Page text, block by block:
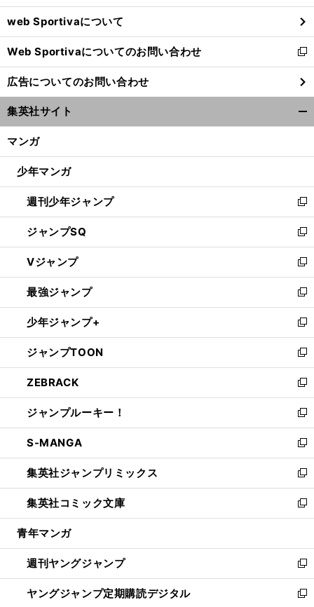
ウ
で
開
く
web Sportivaについて
Web Sportivaについてのお問い合わせ
新
し
い
ウ
ィ
ン
ウ
開
く
広告についてのお問い合わせ
集英社サイト
マンガ
少年マンガ
週刊少年ジャンプ
新
し
い
ウ
ィ
ン
ド
ウ
で
開
く
ジャンプSQ
新
し
い
ウ
ィ
ン
ド
ウ
で
開
く
Vジャンプ
新
し
い
ウ
ィ
ン
ド
ウ
で
開
く
最強ジャンプ
新
し
い
ウ
ィ
ン
ド
ウ
で
開
く
少年ジャンプ+
新
し
い
ウ
ィ
ン
ド
ウ
で
開
く
ジャンプTOON
新
し
い
ウ
ィ
ン
ド
ウ
で
開
く
ZEBRACK
新
し
い
ウ
ィ
ン
ド
ウ
で
開
ジャンプルーキー！
新
し
い
ウ
ィ
ン
ド
ウ
開
く
S-MANGA
新
し
い
ウ
ィ
ン
ウ
で
開
く
集英社ジャンプリミックス
新
し
い
ウ
ン
ド
ウ
で
集英社コミック文庫
新
し
ウ
ィ
ン
ド
青年マンガ
週刊ヤングジャンプ
新
し
い
ヤングジャンプ定期購読デジタル
新